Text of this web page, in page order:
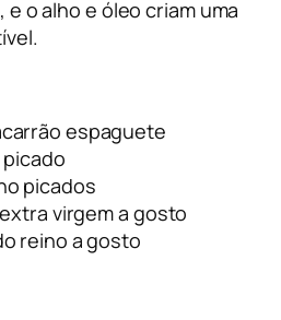
o alho e óleo criam uma
espaguete
picados
virgem a gosto
reino a gosto